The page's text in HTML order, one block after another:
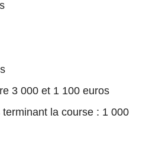
3 000 et 1 100 euros
la course : 1 000